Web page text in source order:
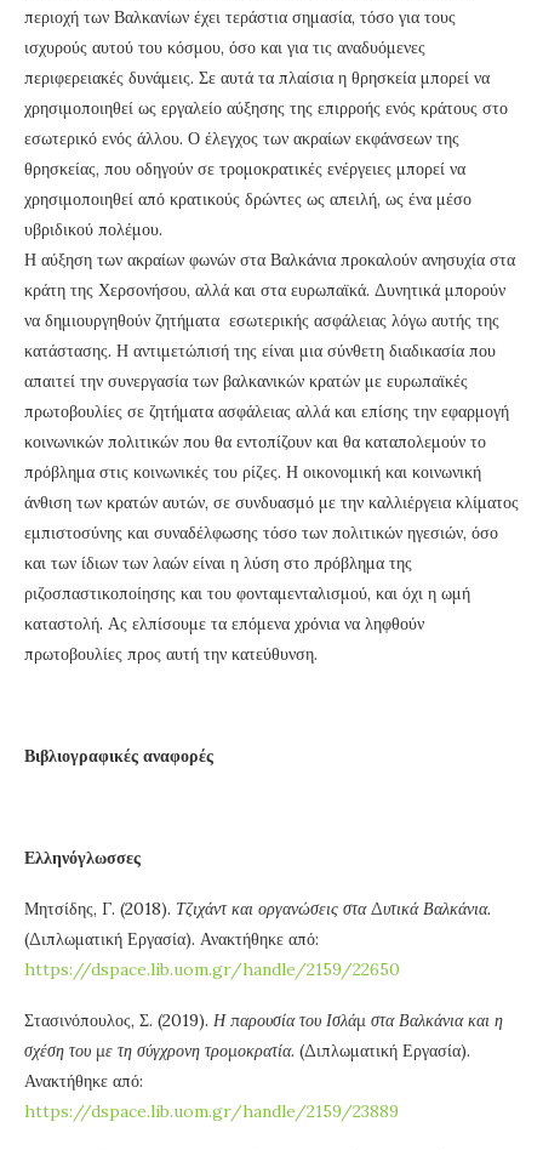
περιοχή των Βαλκανίων έχει τεράστια σημασία, τόσο για τους
ισχυρούς αυτού του κόσμου, όσο και για τις αναδυόμενες
περιφερειακές δυνάμεις. Σε αυτά τα πλαίσια η θρησκεία μπορεί να
χρησιμοποιηθεί ως εργαλείο αύξησης της επιρροής ενός κράτους στο
εσωτερικό ενός άλλου. Ο έλεγχος των ακραίων εκφάνσεων της
θρησκείας, που οδηγούν σε τρομοκρατικές ενέργειες μπορεί να
χρησιμοποιηθεί από κρατικούς δρώντες ως απειλή, ως ένα μέσο
υβριδικού πολέμου.
Η αύξηση των ακραίων φωνών στα Βαλκάνια προκαλούν ανησυχία στα
κράτη της Χερσονήσου, αλλά και στα ευρωπαϊκά. Δυνητικά μπορούν
να δημιουργηθούν ζητήματα εσωτερικής ασφάλειας λόγω αυτής της
κατάστασης. Η αντιμετώπισή της είναι μια σύνθετη διαδικασία που
απαιτεί την συνεργασία των βαλκανικών κρατών με ευρωπαϊκές
πρωτοβουλίες σε ζητήματα ασφάλειας αλλά και επίσης την εφαρμογή
κοινωνικών πολιτικών που θα εντοπίζουν και θα καταπολεμούν το
πρόβλημα στις κοινωνικές του ρίζες. Η οικονομική και κοινωνική
άνθιση των κρατών αυτών, σε συνδυασμό με την καλλιέργεια κλίματος
εμπιστοσύνης και συναδέλφωσης τόσο των πολιτικών ηγεσιών, όσο
και των ίδιων των λαών είναι η λύση στο πρόβλημα της
ριζοσπαστικοποίησης και του φονταμενταλισμού, και όχι η ωμή
καταστολή. Ας ελπίσουμε τα επόμενα χρόνια να ληφθούν
πρωτοβουλίες προς αυτή την κατεύθυνση.
Βιβλιογραφικές αναφορές
Ελληνόγλωσσες
Μητσίδης, Γ. (2018). Τζιχάντ και οργανώσεις στα Δυτικά Βαλκάνια.
(Διπλωματική Εργασία). Ανακτήθηκε από:
https://dspace.lib.uom.gr/handle/2159/22650
Στασινόπουλος, Σ. (2019). Η παρουσία του Ισλάμ στα Βαλκάνια και η
σχέση του με τη σύγχρονη τρομοκρατία. (Διπλωματική Εργασία).
Ανακτήθηκε από:
https://dspace.lib.uom.gr/handle/2159/23889